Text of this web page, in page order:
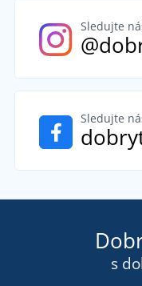
Sledujte
Sledujte
s